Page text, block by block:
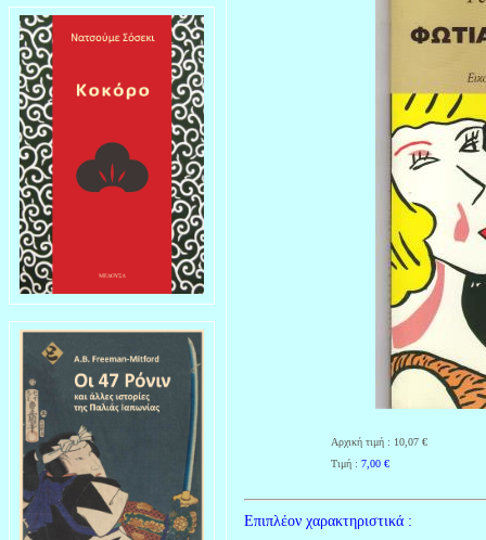
Αρχική τιμή : 10,07 €
Τιμή : 7,00 €
Επιπλέον χαρακτηριστικά :